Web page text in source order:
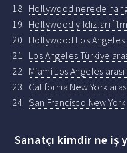
Hollywood nerede
Hollywood yıldızları
Hollywood Los Angeles
Los Angeles Türkiye
Miami Los Angeles
California New York
San Francisco New York
Sanatçı kimdir ne iş